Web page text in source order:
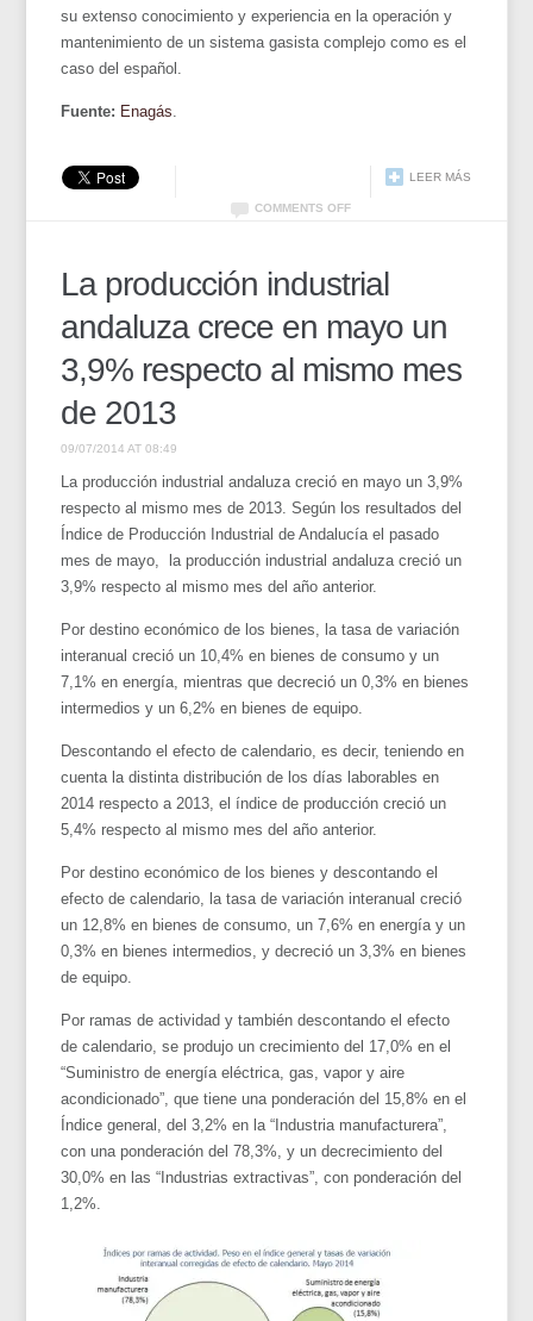
su extenso conocimiento y experiencia en la operación y
mantenimiento de un sistema gasista complejo como es el
caso del español.
Fuente: Enagás
LEER MÁS
COMMENTS OFF
La producción industrial
andaluza crece en mayo un
3,9% respecto al mismo mes
de 2013
09/07/2014 AT 08:49
La producción industrial andaluza creció en mayo un 3,9%
respecto al mismo mes de 2013. Según los resultados del
Índice de Producción Industrial de Andalucía el pasado
mes de mayo, la producción industrial andaluza creció un
3,9% respecto al mismo mes del año anterior.
Por destino económico de los bienes, la tasa de variación
interanual creció un 10,4% en bienes de consumo y un
7,1% en energía, mientras que decreció un 0,3% en bienes
intermedios y un 6,2% en bienes de equipo.
Descontando el efecto de calendario, es decir, teniendo en
cuenta la distinta distribución de los días laborables en
2014 respecto a 2013, el índice de producción creció un
5,4% respecto al mismo mes del año anterior.
Por destino económico de los bienes y descontando el
efecto de calendario, la tasa de variación interanual creció
un 12,8% en bienes de consumo, un 7,6% en energía y un
0,3% en bienes intermedios, y decreció un 3,3% en bienes
de equipo.
Por ramas de actividad y también descontando el efecto
de calendario, se produjo un crecimiento del 17,0% en el
“Suministro de energía eléctrica, gas, vapor y aire
acondicionado”, que tiene una ponderación del 15,8% en el
Índice general, del 3,2% en la “Industria manufacturera”,
con una ponderación del 78,3%, y un decrecimiento del
30,0% en las “Industrias extractivas”, con ponderación del
1,2%.